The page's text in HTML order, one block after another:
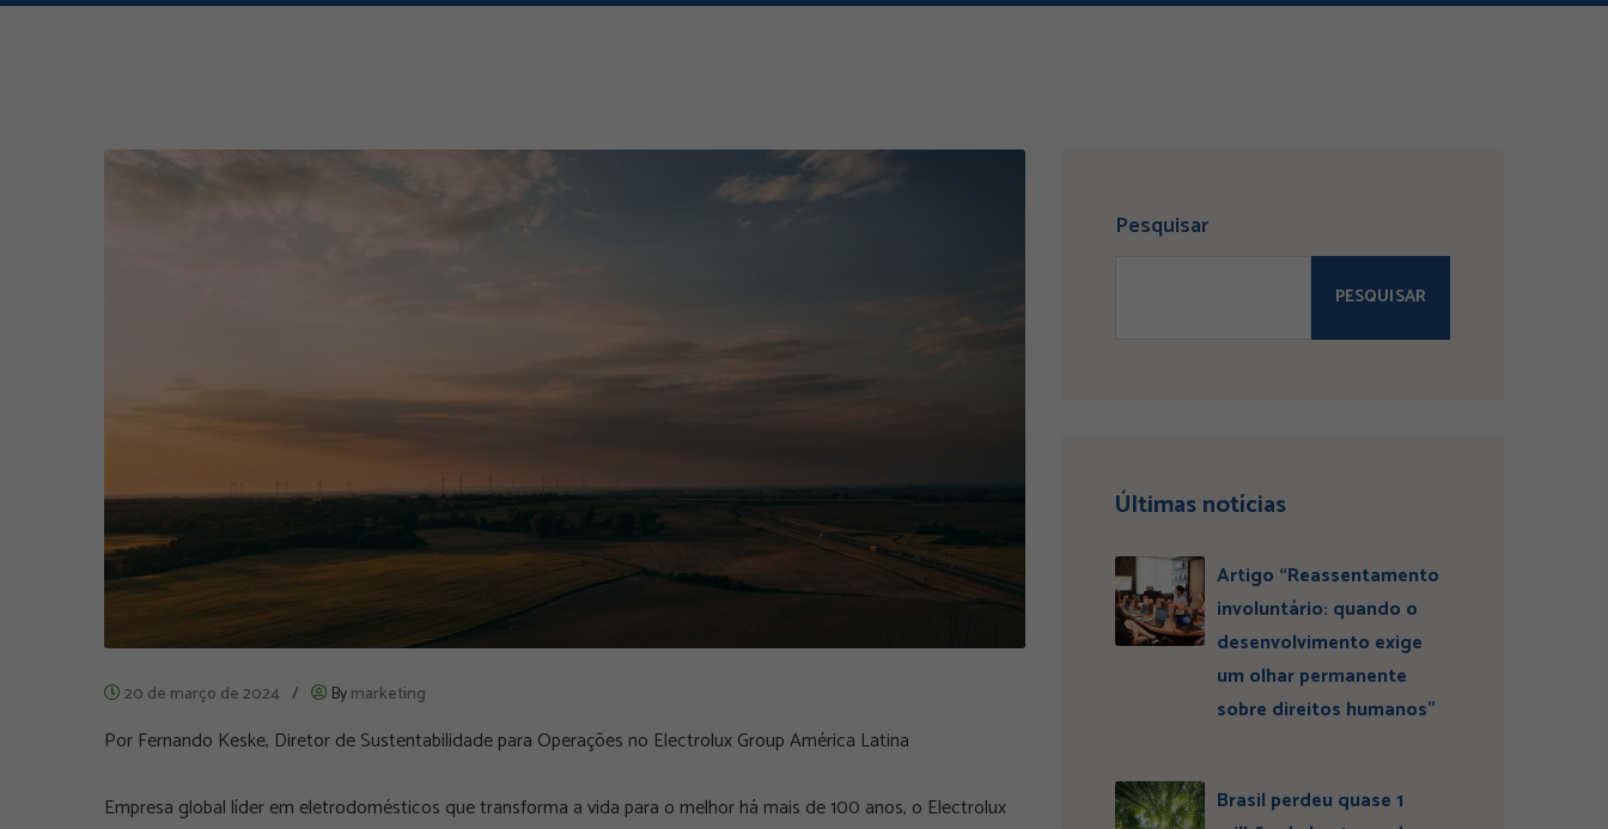
20 de março de 2024 / Bymarketing
Por Fernando Keske, Diretor de Sustentabilidade para Operações no Electrolux Group América Latina
Empresa global líder em eletrodomésticos que transforma a vida para o melhor há mais de 100 anos, o Electrolux
Pesquisar
PESQUISAR
Últimas notícias
Artigo “Reassentamento
involuntário: quando o
desenvolvimento exige
um olhar permanente
sobre direitos humanos”
Brasil perdeu quase 1